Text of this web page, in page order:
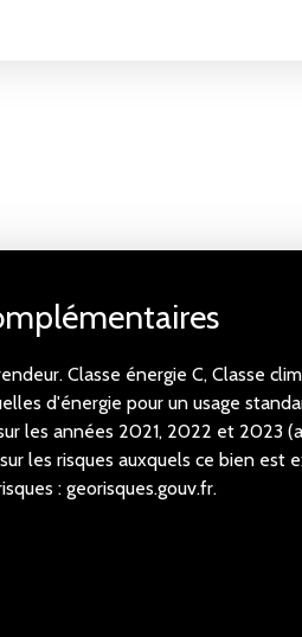
Classe énergie C, Classe
d'énergie pour un usage
les années 2021, 2022 et 2023
les risques auxquels ce bien est
: georisques.gouv.fr.